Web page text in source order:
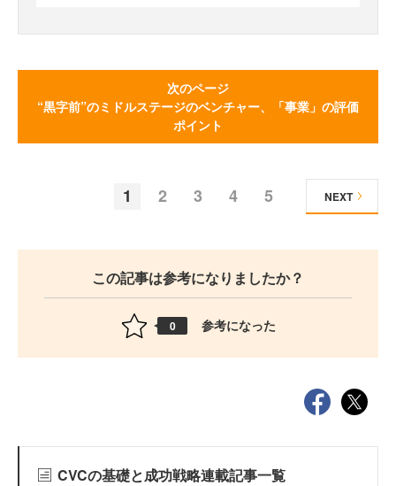
次のページ
“黒字前”のミドルステージのベンチャー、「事業」の評価
ポイント
1 2 3 4 5 NEXT
この記事は参考になりましたか？
0 参考になった
CVCの基礎と成功戦略連載記事一覧